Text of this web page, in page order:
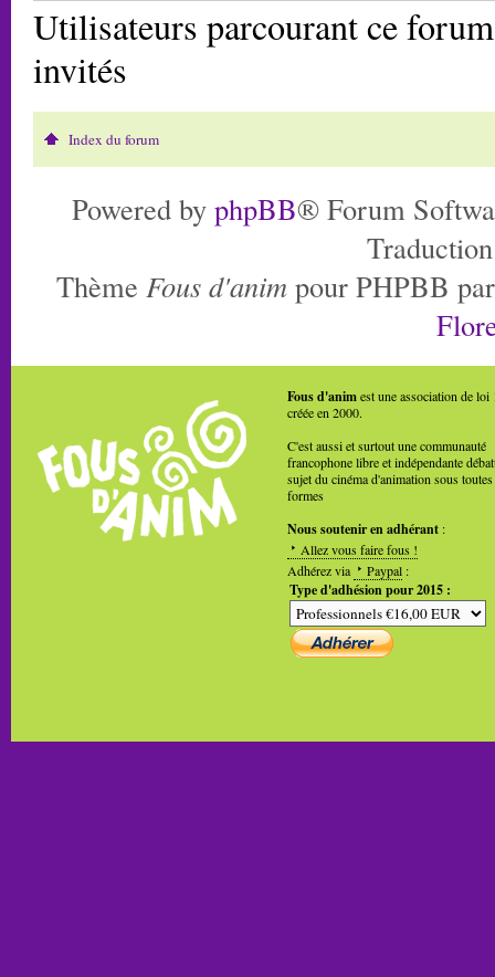
Utilisateurs parcourant ce
invités
Index du forum
Powered by phpBB® Forum
Thème Fous d'anim pour PHPBB
Fous d'animest une association de loi
créée en 2000.
C'est aussi et surtout une communauté
francophone libre et indépendante
sujet du cinéma d'animation sous toutes
formes
Nous soutenir en adhérant :
Allez vous faire fous !
Adhérez via
Paypal :
Type d'adhésion pour 2015 :